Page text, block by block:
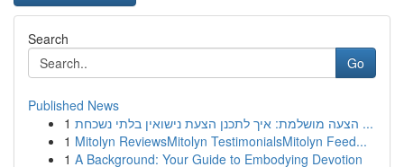
Search
Go
Published News
1
הצעה מושלמת: איך לתכנן הצעת נישואין בלתי נשכחת ...
1 Mitolyn ReviewsMitolyn TestimonialsMitolyn Feed...
1 A Background: Your Guide to Embodying Devotion